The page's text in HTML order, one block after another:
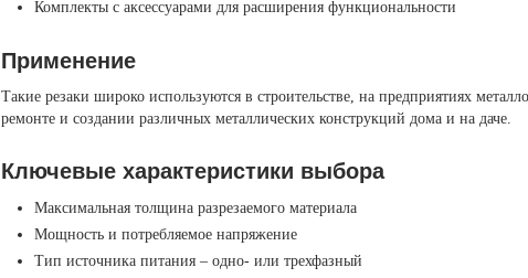
Комплекты с аксессуарами для расширения функциональности
Применение
Такие резаки широко используются в строительстве, на предприятиях
ремонте и создании различных металлических конструкций дома и на даче.
Ключевые характеристики выбора
Максимальная толщина разрезаемого материала
Мощность и потребляемое напряжение
Тип источника питания – одно- или трехфазный